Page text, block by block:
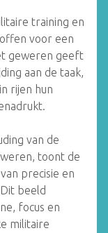
training en
voor een
geweren geeft
aan de taak,
rijen hun
van de
toont de
precisie en
beeld
focus en
militaire